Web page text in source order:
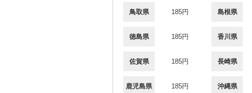
鳥取県 185円 島根県
徳島県 185円 香川県
佐賀県 185円 長崎県
鹿児島県 185円 沖縄県